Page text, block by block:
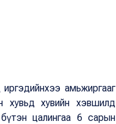
амьжиргааг
хувьд хувийн хэвшилд
цалингаа 6 сарын